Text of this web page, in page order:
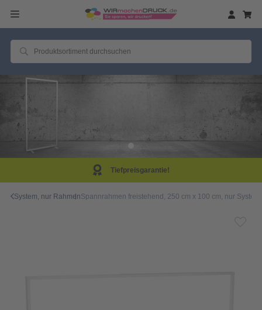
System, nur RahmenSpannrahmen freistehend, 250 cm x 100 cm, nur